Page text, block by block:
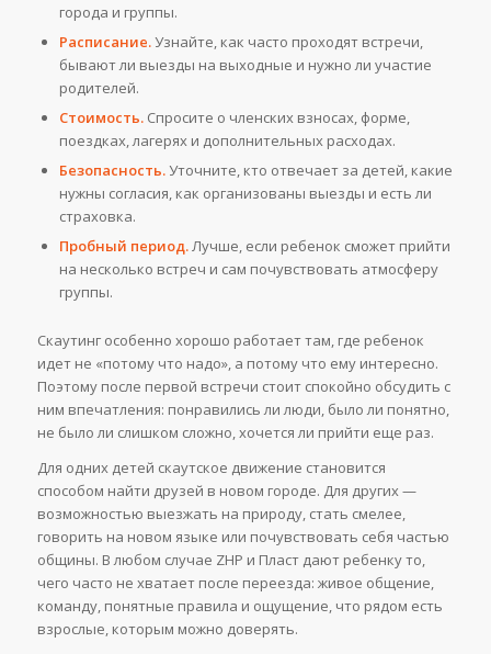
города и группы.
Расписание.Узнайте, как часто проходят встречи,
бывают ли выезды на выходные и нужно ли участие
родителей.
Стоимость.Спросите о членских взносах, форме,
поездках, лагерях и дополнительных расходах.
Безопасность.Уточните, кто отвечает за детей, какие
нужны согласия, как организованы выезды и есть ли
страховка.
Пробный период.Лучше, если ребенок сможет прийти
на несколько встреч и сам почувствовать атмосферу
группы.
Скаутинг особенно хорошо работает там, где ребенок
идет не «потому что надо», а потому что ему интересно.
Поэтому после первой встречи стоит спокойно обсудить с
ним впечатления: понравились ли люди, было ли понятно,
не было ли слишком сложно, хочется ли прийти еще раз.
Для одних детей скаутское движение становится
способом найти друзей в новом городе. Для других —
возможностью выезжать на природу, стать смелее,
говорить на новом языке или почувствовать себя частью
общины. В любом случае ZHP и Пласт дают ребенку то,
чего часто не хватает после переезда: живое общение,
команду, понятные правила и ощущение, что рядом есть
взрослые, которым можно доверять.